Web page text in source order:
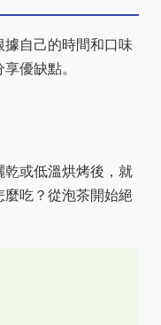
自己的時間和口味
優缺點。
或低溫烘烤後，就
吃？從泡茶開始絕